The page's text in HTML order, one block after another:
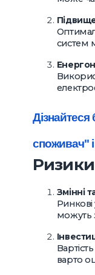
систем
споживач"
Змінні
можуть
варто